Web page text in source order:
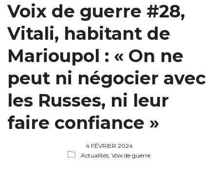
Voix de guerre #28,
Vitali, habitant de
Marioupol : « On ne
peut ni négocier avec
les Russes, ni leur
faire confiance »
4 FÉVRIER 2024
Actualités, Voix de guerre